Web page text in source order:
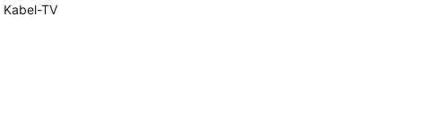
Kabel-TV